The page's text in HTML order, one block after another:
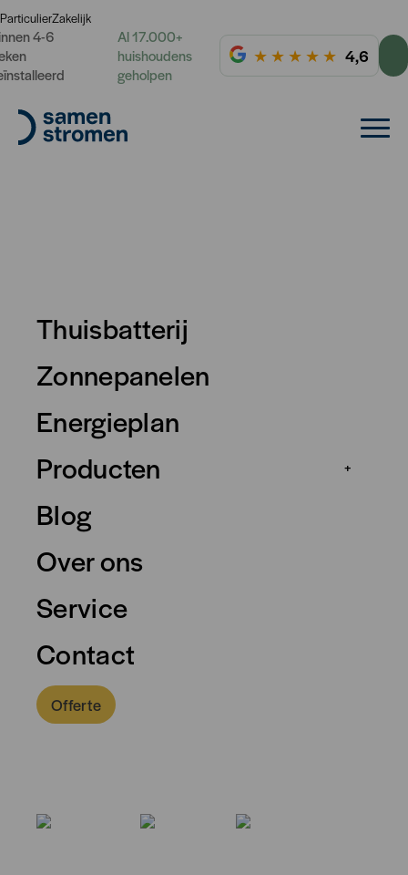
ParticulierZakelijk
4-6
Al 17.000+
huishoudens
geholpen
★ ★ ★ ★ ★ 4,6
Thuisbatterij
Zonnepanelen
Energieplan
Producten
+
Blog
Over ons
Service
Contact
Offerte